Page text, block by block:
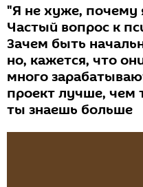
"Я не хуже, почему
Частый вопрос к
Зачем быть
но, кажется, что
много
проект лучше, чем
ты знаешь больше